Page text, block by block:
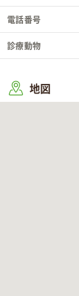
電話番号
診療動物
地図